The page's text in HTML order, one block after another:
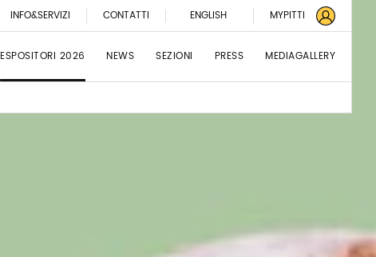
INFO&SERVIZI CONTATTI ENGLISH MYPITTI
ESPOSITORI 2026 NEWS SEZIONI PRESS MEDIAGALLERY